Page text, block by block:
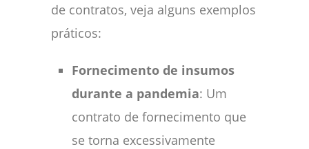
de contratos, veja alguns exemplos
práticos:
Fornecimento de insumos
durante a pandemia: Um
contrato de fornecimento que
se torna excessivamente